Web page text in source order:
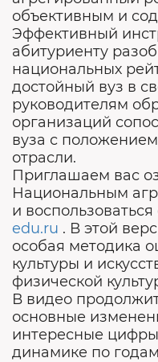
объективным и
Эффективный
абитуриенту
национальных
достойный вуз в
руководителям
организаций
вуза с
отрасли.
Приглашаем вас
Национальным
и
edu.ru . В этой
особая методика
культуры и
физической
В видео
основные
интересные
динамике по